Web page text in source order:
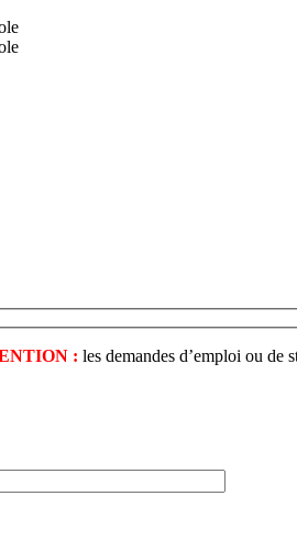
: les demandes d’emploi ou de